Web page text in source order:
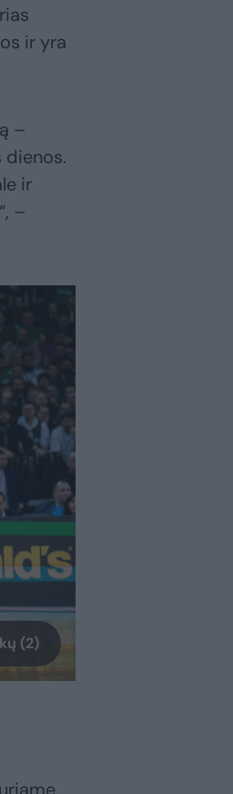
ir yra
–
dienos.
ir
–
(2)